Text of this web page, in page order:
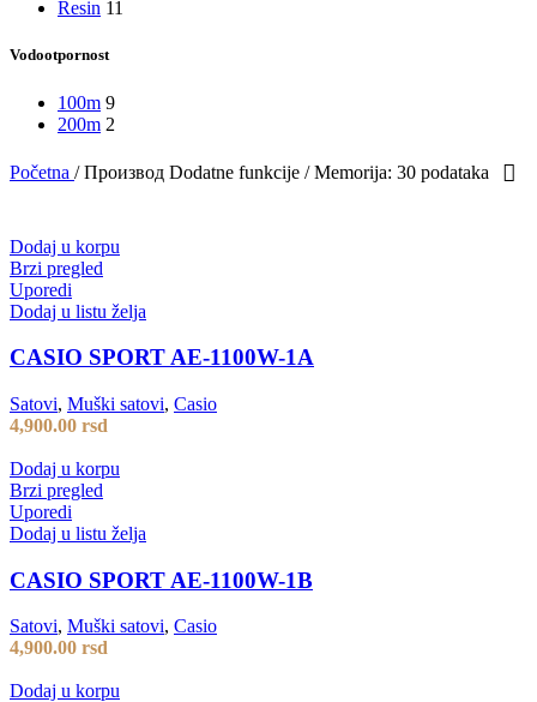
Resin 11
Vodootpornost
100m 9
200m 2
Početna / Производ Dodatne funkcije / Memorija: 30 podataka
Dodaj u korpu
Brzi pregled
Uporedi
Dodaj u listu želja
CASIO SPORT AE-1100W-1A
Satovi, Muški satovi, Casio
4,900.00 rsd
Dodaj u korpu
Brzi pregled
Uporedi
Dodaj u listu želja
CASIO SPORT AE-1100W-1B
Satovi, Muški satovi, Casio
4,900.00 rsd
Dodaj u korpu